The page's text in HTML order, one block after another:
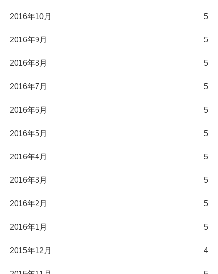
2016年10月 5
2016年9月 5
2016年8月 5
2016年7月 5
2016年6月 5
2016年5月 5
2016年4月 5
2016年3月 5
2016年2月 5
2016年1月 5
2015年12月 4